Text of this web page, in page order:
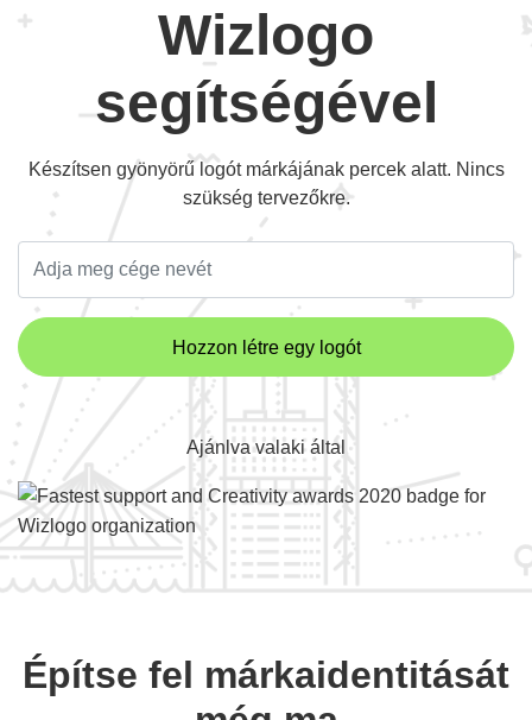
Wizlogo
segítségével
Készítsen gyönyörű logót márkájának percek alatt. Nincs
szükség tervezőkre.
Hozzon létre egy logót
Ajánlva valaki által
Építse fel márkaidentitását